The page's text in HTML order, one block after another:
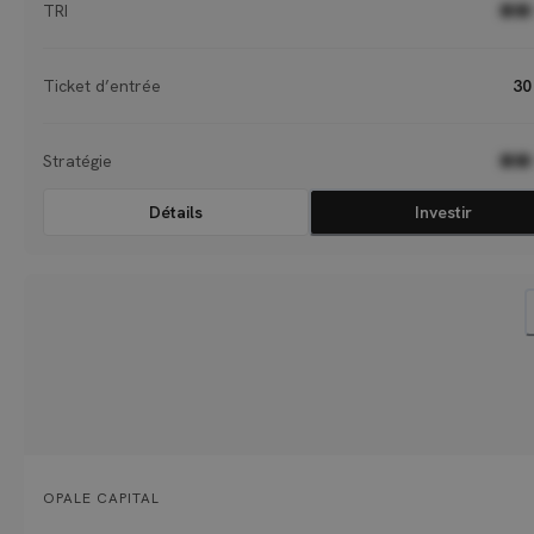
TRI
Ticket d’entrée
Stratégie
Détails Investir
OPALE CAPITAL